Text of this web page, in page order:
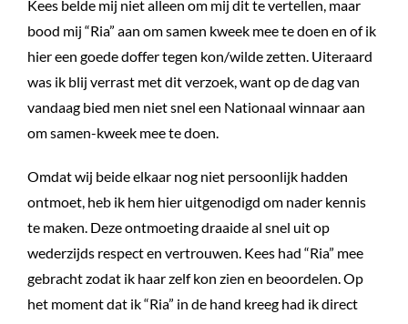
Kees belde mij niet alleen om mij dit te vertellen, maar
bood mij “Ria” aan om samen kweek mee te doen en of ik
hier een goede doffer tegen kon/wilde zetten. Uiteraard
was ik blij verrast met dit verzoek, want op de dag van
vandaag bied men niet snel een Nationaal winnaar aan
om samen-kweek mee te doen.
Omdat wij beide elkaar nog niet persoonlijk hadden
ontmoet, heb ik hem hier uitgenodigd om nader kennis
te maken. Deze ontmoeting draaide al snel uit op
wederzijds respect en vertrouwen. Kees had “Ria” mee
gebracht zodat ik haar zelf kon zien en beoordelen. Op
het moment dat ik “Ria” in de hand kreeg had ik direct